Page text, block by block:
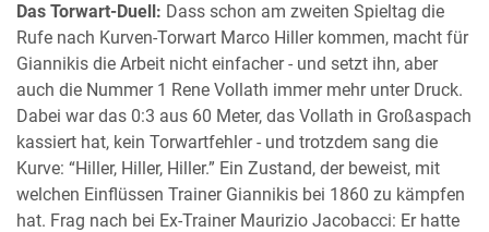
Das Torwart-Duell: Dass schon am zweiten Spieltag die
Rufe nach Kurven-Torwart Marco Hiller kommen, macht für
Giannikis die Arbeit nicht einfacher - und setzt ihn, aber
auch die Nummer 1 Rene Vollath immer mehr unter Druck.
Dabei war das 0:3 aus 60 Meter, das Vollath in Großaspach
kassiert hat, kein Torwartfehler - und trotzdem sang die
Kurve: “Hiller, Hiller, Hiller.” Ein Zustand, der beweist, mit
welchen Einflüssen Trainer Giannikis bei 1860 zu kämpfen
hat. Frag nach bei Ex-Trainer Maurizio Jacobacci: Er hatte